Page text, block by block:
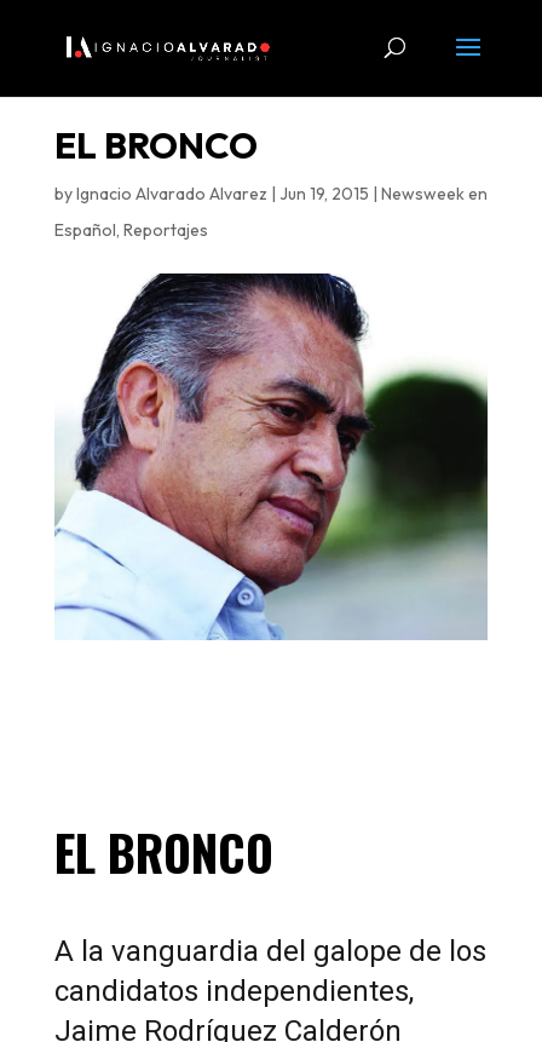
EL BRONCO
byIgnacio Alvarado Alvarez | Jun 19, 2015 | Newsweek en
Español, Reportajes
EL BRONCO
A la vanguardia del galope de los
candidatos independientes,
Jaime Rodríguez Calderón